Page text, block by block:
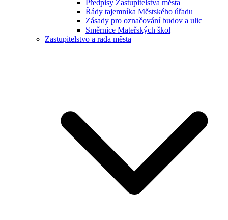
Předpisy Zastupitelstva města
Řády tajemníka Městského úřadu
Zásady pro označování budov a ulic
Směrnice Mateřských škol
Zastupitelstvo a rada města